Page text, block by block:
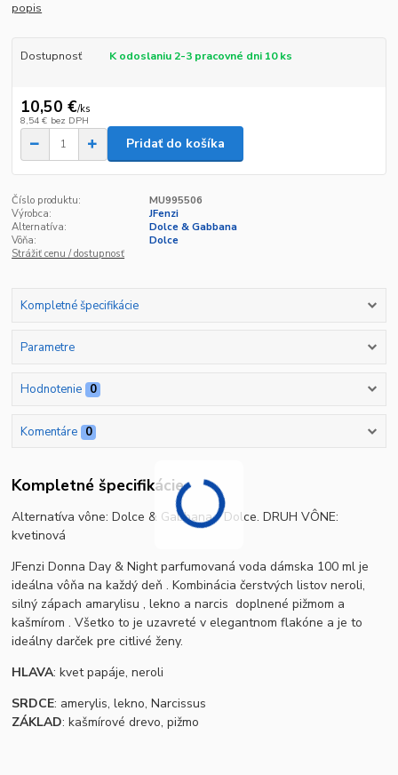
popis
Dostupnosť K odoslaniu 2-3 pracovné dni 10 ks
10,50 €/ks
8,54 € bez DPH
Pridať do košíka
Číslo produktu:
MU995506
Výrobca:
JFenzi
Alternatíva:
Dolce & Gabbana
Vôňa:
Dolce
Strážiť cenu / dostupnosť
Kompletné špecifikácie
Parametre
Hodnotenie 0
Komentáre 0
Kompletné špecifikácie
Alternatíva vône: Dolce & Gabbana ‐ Dolce. DRUH VÔNE:
kvetinová
JFenzi Donna Day & Night parfumovaná voda dámska 100 ml je
ideálna vôňa na každý deň . Kombinácia čerstvých listov neroli,
silný zápach amarylisu , lekno a narcis doplnené pižmom a
kašmírom . Všetko to je uzavreté v elegantnom flakóne a je to
ideálny darček pre citlivé ženy.
HLAVA: kvet papáje, neroli
SRDCE: amerylis, lekno, Narcissus
ZÁKLAD: kašmírové drevo, pižmo